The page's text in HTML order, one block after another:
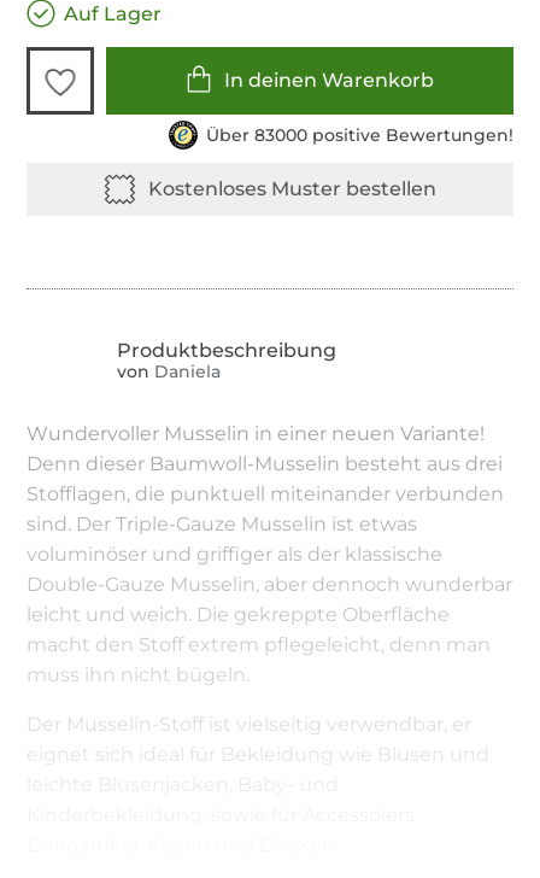
Auf Lager
In deinen Warenkorb
Über 83000 positive Bewertungen!
von Daniela
Wundervoller Musselin in einer neuen Variante!
Denn dieser Baumwoll-Musselin besteht aus drei
Stofflagen, die punktuell miteinander verbunden
sind. Der Triple-Gauze Musselin ist etwas
voluminöser und griffiger als der klassische
Double-Gauze Musselin, aber dennoch wunderbar
leicht und weich. Die gekreppte Oberfläche
macht den Stoff extrem pflegeleicht, denn man
muss ihn nicht bügeln.
Der Musselin-Stoff ist vielseitig verwendbar, er
eignet sich ideal für Bekleidung wie Blusen und